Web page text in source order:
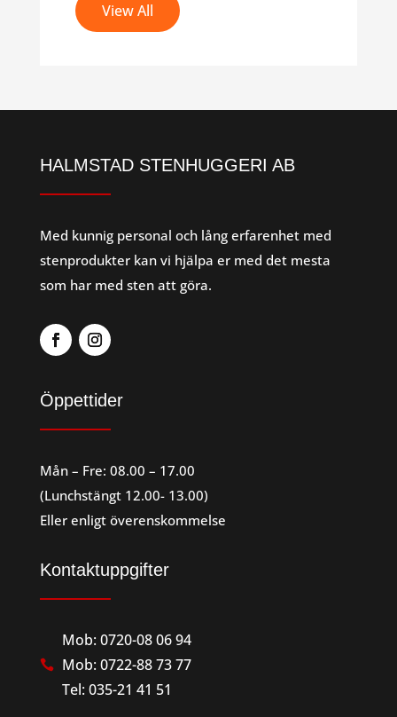
produktsidan
View All
HALMSTAD STENHUGGERI AB
Med kunnig personal och lång erfarenhet med
stenprodukter kan vi hjälpa er med det mesta
som har med sten att göra.
Öppettider
Mån – Fre: 08.00 – 17.00
(Lunchstängt 12.00- 13.00)
Eller enligt överenskommelse
Kontaktuppgifter

Mob: 0720-08 06 94
Mob: 0722-88 73 77
Tel: 035-21 41 51